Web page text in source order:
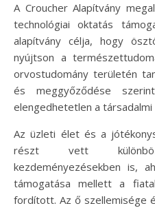
A Croucher Alapítvány
technológiai oktatás
alapítvány célja, hogy
nyújtson a
orvostudomány területén
és meggyőződése
elengedhetetlen a
Az üzleti élet és a
részt vett
kezdeményezésekben is,
támogatása mellett a
fordított. Az ő szellemisége